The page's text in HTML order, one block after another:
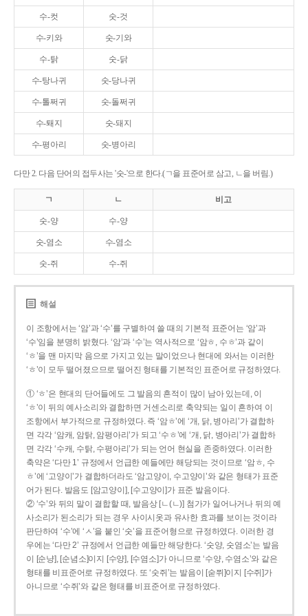
수-컷 숫-것
수-키와 숫-기와
수-탉 숫-닭
수-탕나귀 숫-당나귀
수-톨쩌귀 숫-돌쩌귀
수-퇘지 숫-돼지
수-평아리 숫-병아리
다만 2. 다음 단어의 접두사는 '숫-'으로 한다.(ㄱ을 표준어로 삼고, ㄴ을 버림.)
ㄱ ㄴ 비고
숫-양 수-양
숫-염소 수-염소
숫-쥐 수-쥐
해설
이 조항에서는 ‘암’과 ‘수’를 구별하여 쓸 때의 기본적 표준어는 ‘암’과
‘수’임을 분명히 밝혔다. ‘암’과 ‘수’는 역사적으로 ‘암ㅎ, 수ㅎ’과 같이
‘ㅎ’을 맨 마지막 음으로 가지고 있는 말이었으나 현대에 와서는 이러한
‘ㅎ’이 모두 떨어졌으므로 떨어진 형태를 기본적인 표준어로 규정하였다.
① ‘ㅎ’은 현대의 단어들에도 그 발음의 흔적이 많이 남아 있는데, 이
‘ㅎ’이 뒤의 예사소리와 결합하면 거센소리로 축약되는 일이 흔하여 이
조항에서 부가적으로 규정하였다. 즉 ‘암ㅎ’에 ‘개, 닭, 병아리’가 결합하
면 각각 ‘암캐, 암탉, 암평아리’가 되고 ‘수ㅎ’에 ‘개, 닭, 병아리’가 결합하
면 각각 ‘수캐, 수탉, 수평아리’가 되는 언어 현실을 존중하였다. 이러한
축약은 ‘다만 1’ 규정에서 언급한 예들에만 해당되는 것이므로 ‘암ㅎ, 수
ㅎ’에 ‘고양이’가 결합하더라도 ‘암고양이, 수고양이’와 같은 형태가 표준
어가 된다. 발음도 [암고양이], [수고양이]가 표준 발음이다.
② ‘수’와 뒤의 말이 결합할 때, 발음상 [ㄴ(ㄴ)] 첨가가 일어나거나 뒤의 예
사소리가 된소리가 되는 경우 사이시옷과 유사한 효과를 보이는 것이라
판단하여 ‘수’에 ‘ㅅ’을 붙인 ‘숫’을 표준어형으로 규정하였다. 이러한 경
우에는 ‘다만 2’ 규정에서 언급한 예들만 해당한다. ‘숫양, 숫염소’는 발음
이 [순냥], [순념소]이지 [수양], [수염소]가 아니므로 ‘수양, 수염소’와 같은
형태를 비표준어로 규정하였다. 또 ‘숫쥐’는 발음이 [숟쮜]이지 [수쥐]가
아니므로 ‘수쥐’와 같은 형태를 비표준어로 규정하였다.